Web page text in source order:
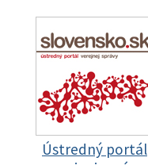
Ústredný portál